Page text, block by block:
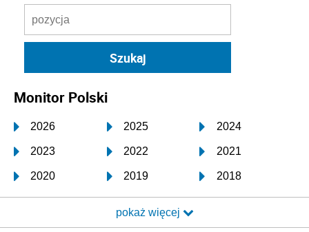
Monitor Polski
2026 2025 2024
2023 2022 2021
2020 2019 2018
2017 2016 2015
2014 2013 2012
pokaż więcej